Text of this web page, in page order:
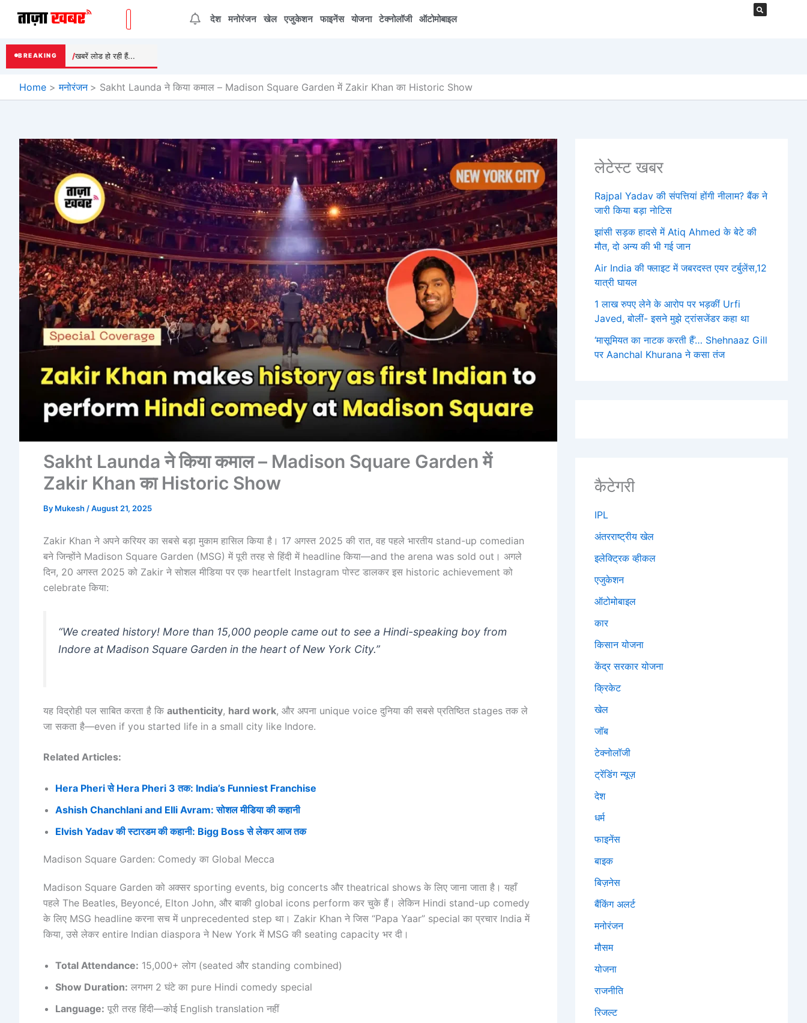
देश मनोरंजन खेल एजुकेशन फाइनेंस योजना टेक्नोलॉजी ऑटोमोबाइल
BREAKING खबरें लोड हो रही हैं...
Home मनोरंजन Sakht Launda ने किया कमाल – Madison Square Garden में Zakir Khan का Historic Show
Sakht Launda ने किया कमाल – Madison Square Garden में
Zakir Khan का Historic Show
By Mukesh /August 21, 2025
Zakir Khan ने अपने करियर का सबसे बड़ा मुकाम हासिल किया है। 17 अगस्त 2025 की रात, वह पहले भारतीय stand-up comedian
बने जिन्होंने Madison Square Garden (MSG) में पूरी तरह से हिंदी में headline किया—and the arena was sold out। अगले
दिन, 20 अगस्त 2025 को Zakir ने सोशल मीडिया पर एक heartfelt Instagram पोस्ट डालकर इस historic achievement को
celebrate किया:
“We created history! More than 15,000 people came out to see a Hindi-speaking boy from
Indore at Madison Square Garden in the heart of New York City.”
यह विद्रोही पल साबित करता है कि authenticity, hard work, और अपना unique voice दुनिया की सबसे प्रतिष्ठित stages तक ले
जा सकता है—even if you started life in a small city like Indore.
Related Articles:
Hera Pheri से Hera Pheri 3 तक: India’s Funniest Franchise
Ashish Chanchlani and Elli Avram: सोशल मीडिया की कहानी
Elvish Yadav की स्टारडम की कहानी: Bigg Boss से लेकर आज तक
Madison Square Garden: Comedy का Global Mecca
Madison Square Garden को अक्सर sporting events, big concerts और theatrical shows के लिए जाना जाता है। यहाँ
पहले The Beatles, Beyoncé, Elton John, और बाकी global icons perform कर चुके हैं। लेकिन Hindi stand-up comedy
के लिए MSG headline करना सच में unprecedented step था। Zakir Khan ने जिस “Papa Yaar” special का प्रचार India में
किया, उसे लेकर entire Indian diaspora ने New York में MSG की seating capacity भर दी।
Total Attendance: 15,000+ लोग (seated और standing combined)
Show Duration: लगभग 2 घंटे का pure Hindi comedy special
Language: पूरी तरह हिंदी—कोई English translation नहीं
लेटेस्ट खबर
Rajpal Yadav की संपत्तियां होंगी नीलाम? बैंक ने
जारी किया बड़ा नोटिस
झांसी सड़क हादसे में Atiq Ahmed के बेटे की
मौत, दो अन्य की भी गई जान
Air India की फ्लाइट में जबरदस्त एयर टर्बुलेंस,12
यात्री घायल
1 लाख रुपए लेने के आरोप पर भड़कीं Urfi
Javed, बोलीं- इसने मुझे ट्रांसजेंडर कहा था
‘मासूमियत का नाटक करती हैं’… Shehnaaz Gill
पर Aanchal Khurana ने कसा तंज
कैटेगरी
IPL
अंतरराष्ट्रीय खेल
इलेक्ट्रिक व्हीकल
एजुकेशन
ऑटोमोबाइल
कार
किसान योजना
केंद्र सरकार योजना
क्रिकेट
खेल
जॉब
टेक्नोलॉजी
ट्रेंडिंग न्यूज़
देश
धर्म
फाइनेंस
बाइक
बिज़नेस
बैंकिंग अलर्ट
मनोरंजन
मौसम
योजना
राजनीति
रिजल्ट